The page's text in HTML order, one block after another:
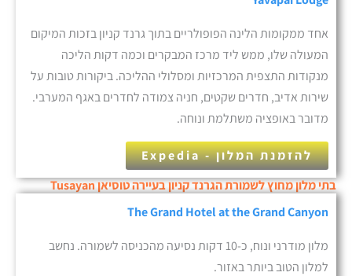
אחד ממקומות הלינה הפופולריים בתוך גרנד קניון בזכות המיקום
המעולה שלו, ממש ליד מרכז המבקרים וכמה דקות הליכה
מנקודות התצפית המרכזיות ומסלולי ההליכה. ביקורות טובות על
שירות אדיב, חדרים שקטים, חניה צמודה לחדרים באגף המערבי.
מדובר באופציה משתלמת ונוחה.
להזמנת המלון - Expedia
בתי מלון מחוץ לשמורת הגרנד קניון בעיירה טוסיאן Tusayan
The Grand Hotel at the Grand Canyon
מלון מודרני ונוח, כ-10 דקות נסיעה מהכניסה לשמורה. נחשב
למלון הטוב ביותר באזור.